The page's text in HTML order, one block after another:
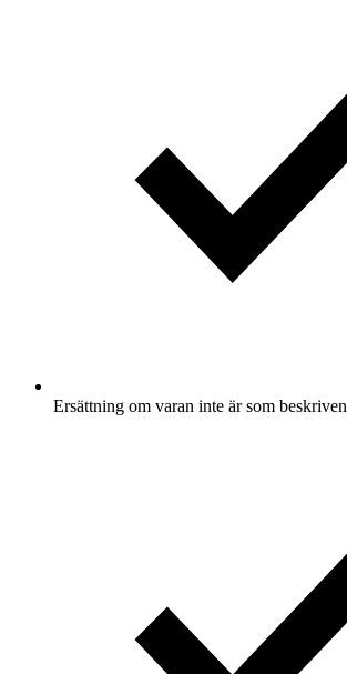
Ersättning om varan inte är som beskriven